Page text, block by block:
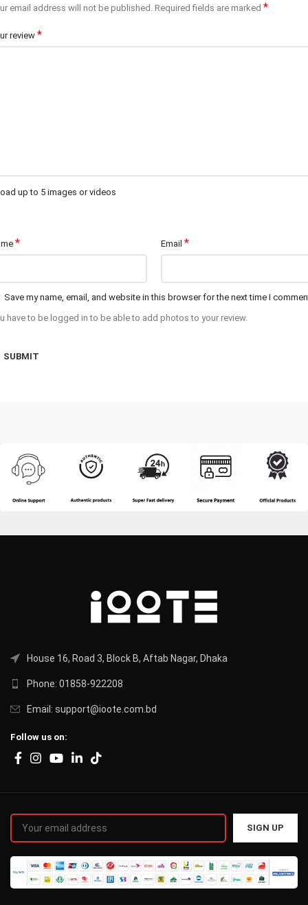
email address will not be published. Required fields are marked *
review *
up to 5 images or videos
* Email *
Save my name, email, and website in this browser for the next time I
have to be logged in to be able to add photos to your review.
House 16, Road 3, Block B, Aftab Nagar, Dhaka
Phone: 01858-922208
Email: support@ioote.com.bd
Follow us on: